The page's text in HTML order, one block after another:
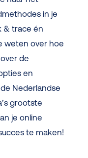
in je
& trace én
weten over hoe
de
en
Nederlandse
grootste
je online
te maken!